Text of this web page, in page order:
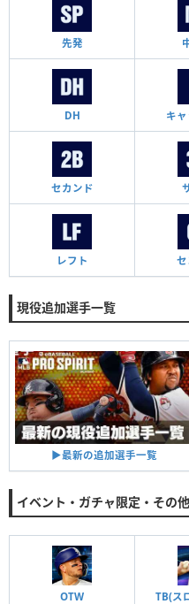
先発
DH キ
セカンド
レフト
現役追加選手一覧
▶︎最新の追加選手一覧
イベント・ガチャ限定・その他
OTW TB(ス